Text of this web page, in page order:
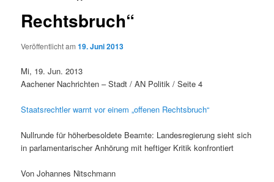
Rechtsbruch“
Veröffentlicht am19. Juni 2013
Mi, 19. Jun. 2013
Aachener Nachrichten – Stadt / AN Politik / Seite 4
Staatsrechtler warnt vor einem „offenen Rechtsbruch“
Nullrunde für höherbesoldete Beamte: Landesregierung sieht sich
in parlamentarischer Anhörung mit heftiger Kritik konfrontiert
Von Johannes Nitschmann